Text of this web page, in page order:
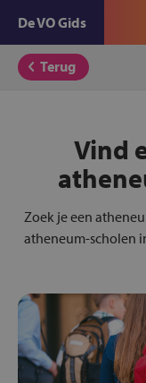
De VO Gids
Terug
Vind
Zoek je een
atheneum-scholen